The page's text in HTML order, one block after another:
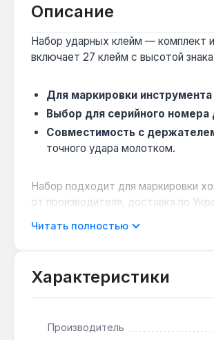
Описание
Набор ударных клейм — комплект
включает 27 клейм с высотой
Для маркировки
Выбор для серийного номера
Совместимость с
точного удара молотком.
Набор подходит для маркировки
от производителя, доставка по
Подходит стандартный
Читать полностью
Характеристики
Производитель